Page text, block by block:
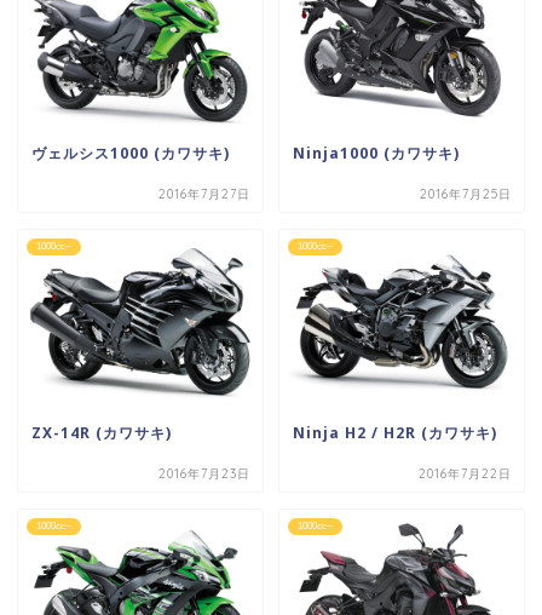
ヴェルシス1000 (カワサキ)
2016年7月27日
Ninja1000 (カワサキ)
2016年7月25日
1000cc~
ZX-14R (カワサキ)
2016年7月23日
1000cc~
Ninja H2 / H2R (カワサキ)
2016年7月22日
1000cc~ 1000cc~